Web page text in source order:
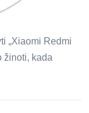
„Xiaomi Redmi
žinoti, kada